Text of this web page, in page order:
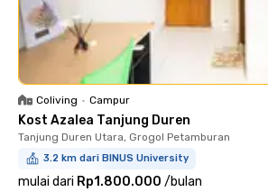
Coliving • Campur
Kost Azalea Tanjung Duren
Tanjung Duren Utara, Grogol Petamburan
3.2 km dari BINUS University
mulai dari Rp1.800.000 /bulan